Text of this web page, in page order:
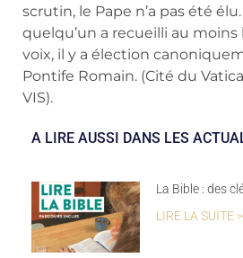
scrutin, le Pape n’a pas été
quelqu’un a recueilli au
voix, il y a élection
Pontife Romain. (Cité du
VIS).
A LIRE AUSSI DANS LES
La Bible : des
LIRE LA SUITE >